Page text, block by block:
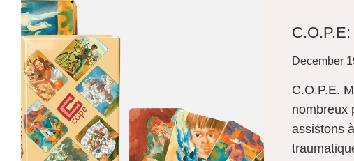
December
C.O.P.E.
nombreux
assistons